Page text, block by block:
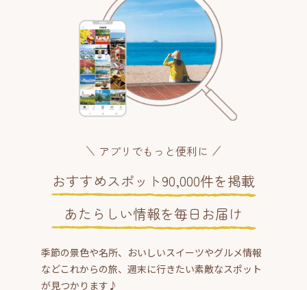
アプリでもっと便利に
おすすめスポット90,000件を掲載
あたらしい情報を毎日お届け
季節の景色や名所、おいしいスイーツやグルメ情報
などこれからの旅、週末に行きたい素敵なスポット
が見つかります♪